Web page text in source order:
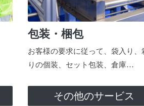
包装・梱包
お客様の要求に従って、袋入り、
りの個装、セット包装、倉庫…
その他のサービス